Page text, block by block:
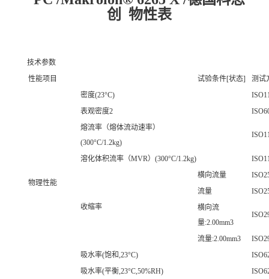
创 物性表
技术参数
性能项目
试验条件[状态] 测试
物理性能
密度(23°C)
表观密度2
熔流率（熔体流动速率）
(300°C/1.2kg)
溶化体积流率（MVR）(300°C/1.2kg)
收缩率
横向流量
流量
横向流
量:2.00mm3
流量:2.00mm3
吸水率(饱和,23°C)
吸水率(平衡,23°C,50%RH)